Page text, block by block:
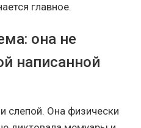
главное.
она не
написанной
слепой. Она физически